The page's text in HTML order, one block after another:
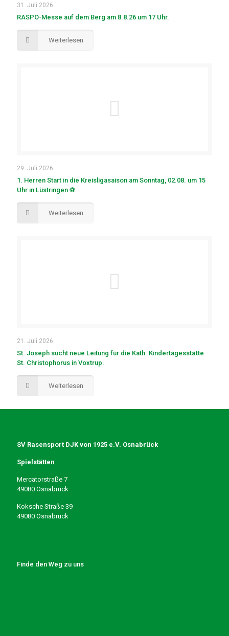
31. Juli 2026
RASPO-Messe auf dem Berg am 8.8.26 um 17 Uhr.
Weiterlesen
29. Juli 2026
1. Herren Start in die Kreisligasaison am Sonntag, 02.08. um 15
Uhr in Lüstringen ⚽
Weiterlesen
21. Juli 2026
St. Joseph sucht neue Leitung für die Kath. Kindertagesstätte
St. Christophorus in Voxtrup.
Weiterlesen
SV Rasensport DJK von 1925 e.V. Osnabrück
Spielstätten
Mercatorstraße 7
49080 Osnabrück
Koksche Straße 39
49080 Osnabrück
Finde den Weg zu uns